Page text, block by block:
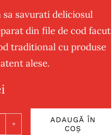
sa savurati deliciosul
din file de cod facut
traditional cu produse
alese.
ADAUGĂ ÎN
COȘ